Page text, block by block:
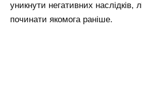
уникнути негативних наслідків,
починати якомога раніше.